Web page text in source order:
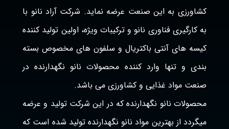
کشاورزی به این صنعت عرضه نماید. شرکت آراد نانو با
به کارگیری فناوری نانو و ترکیبات ویژه، اولین تولید کننده
کیسه های آنتی باکتریال و سلفون های مخصوص بسته
بندی و تنها وارد کننده محصولات نانو نگهدارنده در
صنعت مواد غذایی و کشاورزی می باشد.
محصولات نانو نگهدارنده که در این شرکت تولید و عرضه
میگردد از بهترین مواد نانو نگهدارنده تولید شده است که